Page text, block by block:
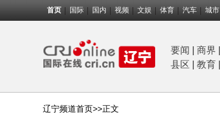
首页 国际 国内 视频 文娱 体育 汽车 城市
要闻 商界
县区
教育
辽宁频道首页>>正文